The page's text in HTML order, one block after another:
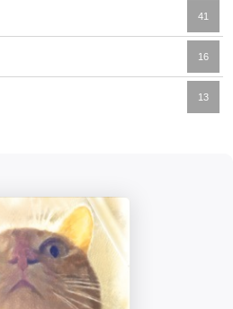
41
16
13